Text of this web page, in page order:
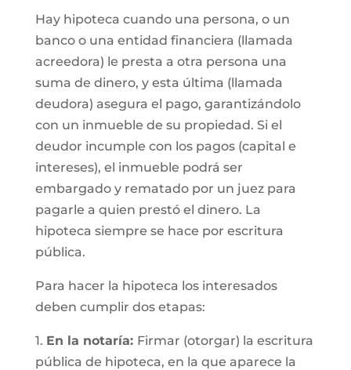
Hay hipoteca cuando una persona, o un
banco o una entidad financiera (llamada
acreedora) le presta a otra persona una
suma de dinero, y esta última (llamada
deudora) asegura el pago, garantizándolo
con un inmueble de su propiedad. Si el
deudor incumple con los pagos (capital e
intereses), el inmueble podrá ser
embargado y rematado por un juez para
pagarle a quien prestó el dinero. La
hipoteca siempre se hace por escritura
pública.
Para hacer la hipoteca los interesados
deben cumplir dos etapas:
1. En la notaría: Firmar (otorgar) la escritura
pública de hipoteca, en la que aparece la